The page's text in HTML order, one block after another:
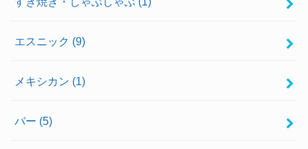
エスニック (9)
メキシカン (1)
バー (5)